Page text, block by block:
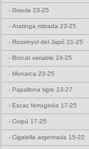
- Graula 23-25
- Aratinga mitrada 23-25
- Rossinyol del Japó 21-25
- Brocat variable 24-25
- Monarca 23-25
- Papallona tigre 23-27
- Escac ferruginós 17-25
- Coipú 17-25
- Cigalella argentada 15-22